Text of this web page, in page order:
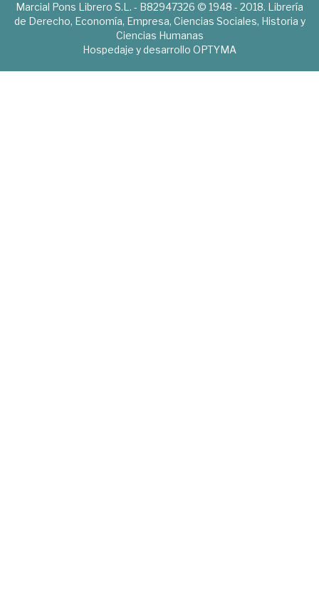
Marcial Pons Librero S.L. - B82947326 © 1948 - 2018. Librería
de Derecho, Economía, Empresa, Ciencias Sociales, Historia y
Ciencias Humanas
Hospedaje y desarrollo OPTYMA